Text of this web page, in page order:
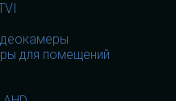
для помещений